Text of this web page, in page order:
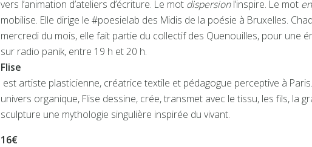
vers l’animation d’ateliers d’écriture. Le mot dispersionl’inspire. Le mot
mobilise. Elle dirige le #poesielab des Midis de la poésie à Bruxelles.
mercredi du mois, elle fait partie du collectif des Quenouilles, pour une
sur radio panik, entre 19 h et 20 h.
Flise
est artiste plasticienne, créatrice textile et pédagogue perceptive à
univers organique, Flise dessine, crée, transmet avec le tissu, les fils, la
sculpture une mythologie singulière inspirée du vivant.
16€